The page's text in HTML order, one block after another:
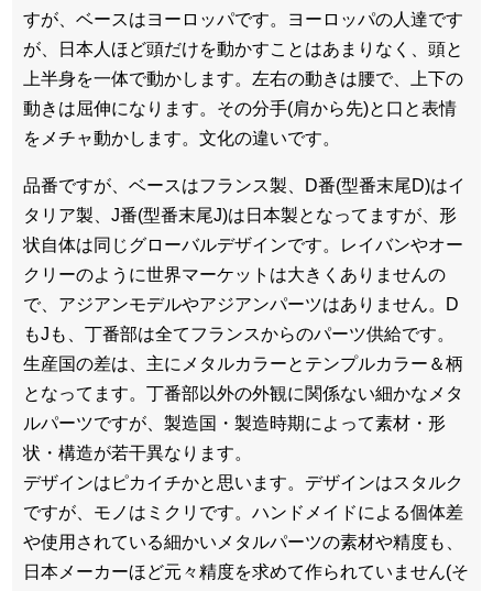
すが、ベースはヨーロッパです。ヨーロッパの人達です
が、日本人ほど頭だけを動かすことはあまりなく、頭と
上半身を一体で動かします。左右の動きは腰で、上下の
動きは屈伸になります。その分手(肩から先)と口と表情
をメチャ動かします。文化の違いです。
品番ですが、ベースはフランス製、D番(型番末尾D)はイ
タリア製、J番(型番末尾J)は日本製となってますが、形
状自体は同じグローバルデザインです。レイバンやオー
クリーのように世界マーケットは大きくありませんの
で、アジアンモデルやアジアンパーツはありません。D
もJも、丁番部は全てフランスからのパーツ供給です。
生産国の差は、主にメタルカラーとテンプルカラー＆柄
となってます。丁番部以外の外観に関係ない細かなメタ
ルパーツですが、製造国・製造時期によって素材・形
状・構造が若干異なります。
デザインはピカイチかと思います。デザインはスタルク
ですが、モノはミクリです。ハンドメイドによる個体差
や使用されている細かいメタルパーツの素材や精度も、
日本メーカーほど元々精度を求めて作られていません(そ